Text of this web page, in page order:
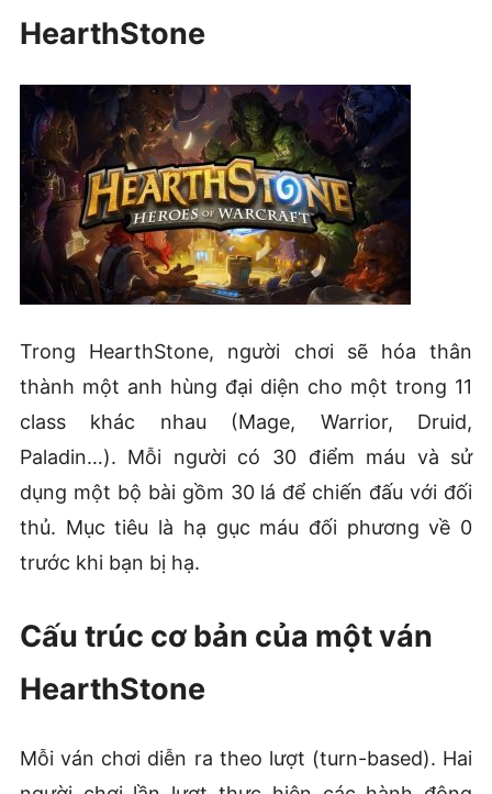
HearthStone
Trong HearthStone, người chơi sẽ hóa thân
thành một anh hùng đại diện cho một trong 11
class khác nhau (Mage, Warrior, Druid,
Paladin…). Mỗi người có 30 điểm máu và sử
dụng một bộ bài gồm 30 lá để chiến đấu với đối
thủ. Mục tiêu là hạ gục máu đối phương về 0
trước khi bạn bị hạ.
Cấu trúc cơ bản của một ván
HearthStone
Mỗi ván chơi diễn ra theo lượt (turn-based). Hai